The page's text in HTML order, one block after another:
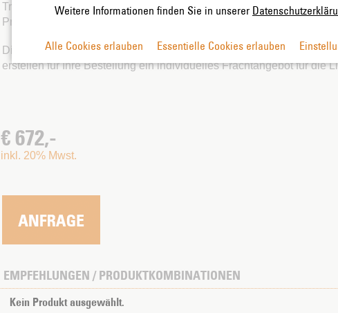
Tradition liebevoll handgefertigt.
Preis ab Höhe 70 cm € 672.-
Die angegeben VK-Preise sind ohne Frachtkosten aus Italien
erstellen für Ihre Bestellung ein individuelles Frachtangebot für die
€ 672,-
inkl. 20% Mwst.
EMPFEHLUNGEN / PRODUKTKOMBINATIONEN
Kein Produkt ausgewählt.
Weitere Informationen finden Sie in unserer
Alle Cookies erlauben Essentielle Cookies erlauben